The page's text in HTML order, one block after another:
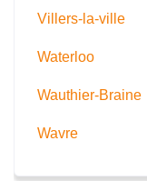
Villers-la-ville
Waterloo
Wauthier-Braine
Wavre